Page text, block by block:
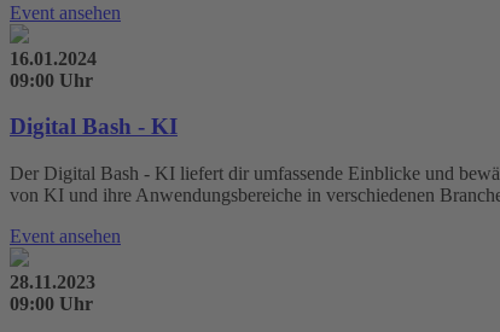
Event ansehen
16.01.2024
09:00 Uhr
Digital Bash - KI
Der Digital Bash - KI liefert dir umfassende Einblicke und
von KI und ihre Anwendungsbereiche in verschiedenen
Event ansehen
28.11.2023
09:00 Uhr